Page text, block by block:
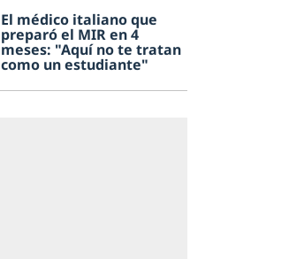
El médico italiano que
preparó el MIR en 4
meses: "Aquí no te tratan
como un estudiante"